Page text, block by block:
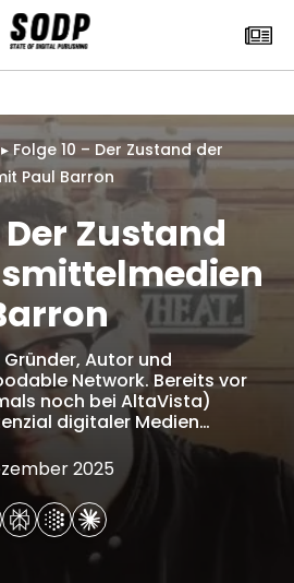
▸Folge 10 – Der Zustand der
Paul Barron
Der Zustand
Gründer, Autor und
Network. Bereits vor
noch bei AltaVista)
digitaler Medien…
2025